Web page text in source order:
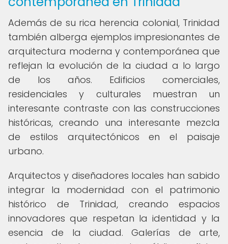
Además de su rica herencia colonial, Trinidad
también alberga ejemplos impresionantes de
arquitectura moderna y contemporánea que
reflejan la evolución de la ciudad a lo largo
de los años. Edificios comerciales,
residenciales y culturales muestran un
interesante contraste con las construcciones
históricas, creando una interesante mezcla
de estilos arquitectónicos en el paisaje
urbano.
Arquitectos y diseñadores locales han sabido
integrar la modernidad con el patrimonio
histórico de Trinidad, creando espacios
innovadores que respetan la identidad y la
esencia de la ciudad. Galerías de arte,